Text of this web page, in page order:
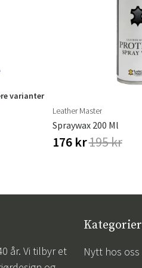
varianter
Leather Master
Spraywax 200 Ml
176 kr195 kr
år. Vi tilbyr et
Kategorier
Nytt hos oss